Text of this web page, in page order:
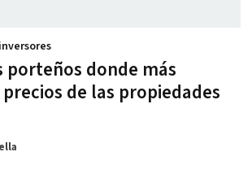
porteños donde más
de las propiedades